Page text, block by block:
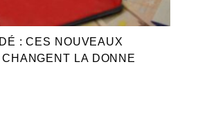
: CES NOUVEAUX
LA DONNE